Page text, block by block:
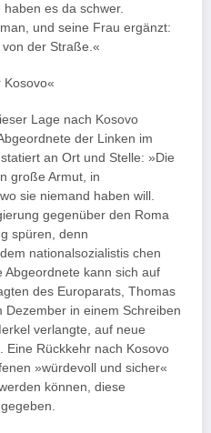
es da schwer.
und seine Frau ergänzt:
der Straße.«
Kosovo«
Lage nach Kosovo
der Linken im
an Ort und Stelle: »Die
große Armut, in
sie niemand haben will.
gegenüber den Roma
spüren, denn
nationalsozialistis chen
Abgeordnete kann sich auf
des Europarats, Thomas
in einem Schreiben
verlangte, auf neue
Eine Rückkehr nach Kosovo
»würdevoll und sicher«
können, diese